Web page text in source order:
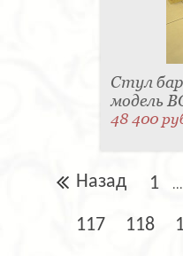
Стул
модель
48 400
Назад 1 ...
117 118